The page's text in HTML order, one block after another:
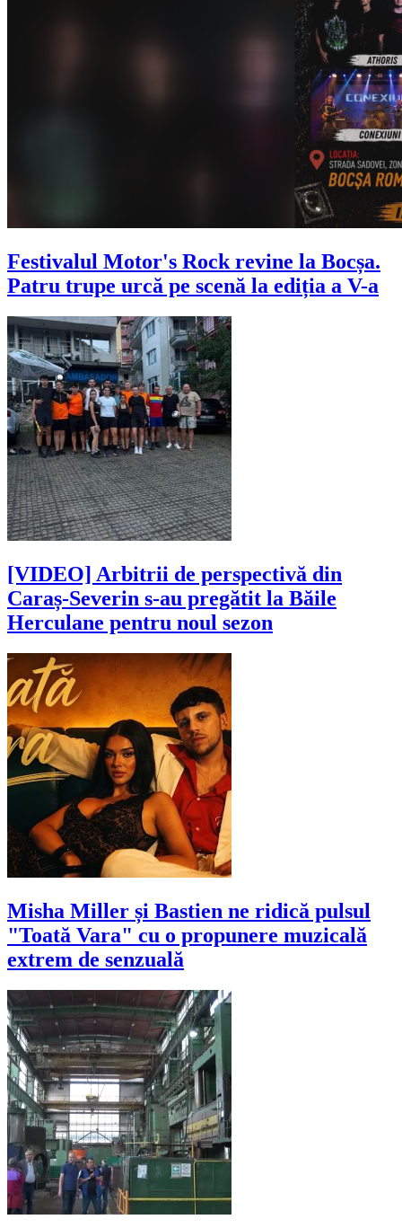
Festivalul Motor's Rock revine la Bocșa.
Patru trupe urcă pe scenă la ediția a V-a
[VIDEO] Arbitrii de perspectivă din
Caraș-Severin s-au pregătit la Băile
Herculane pentru noul sezon
Misha Miller și Bastien ne ridică pulsul
"Toată Vara" cu o propunere muzicală
extrem de senzuală